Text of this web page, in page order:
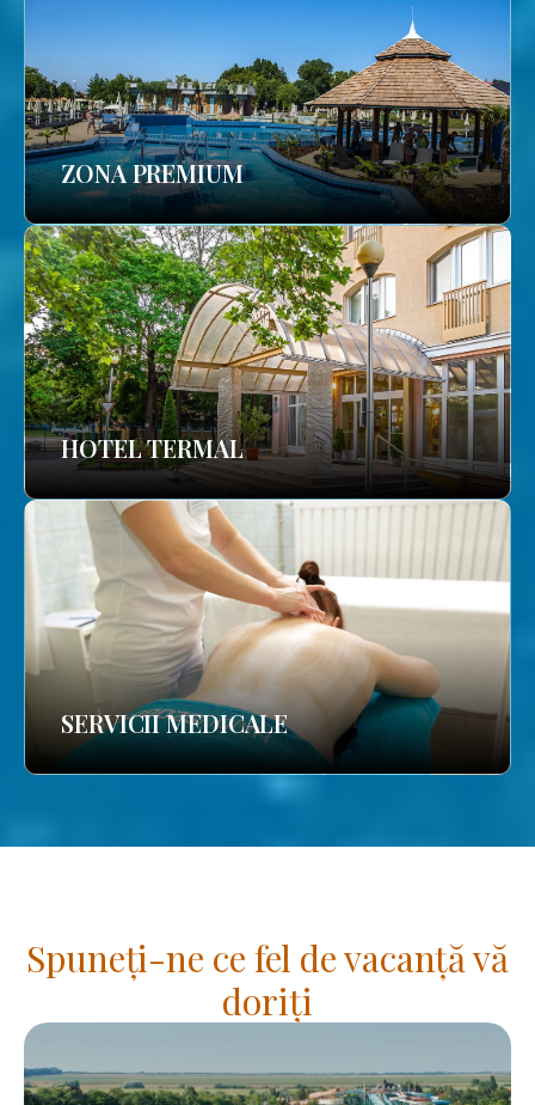
ZONA PREMIUM
HOTEL TERMAL
SERVICII MEDICALE
Spuneți-ne ce fel de vacanță vă
doriți